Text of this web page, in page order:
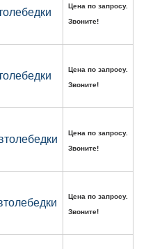
Цена по запросу.
Звоните!
Цена по запросу.
Звоните!
Цена по запросу.
Звоните!
Цена по запросу.
Звоните!